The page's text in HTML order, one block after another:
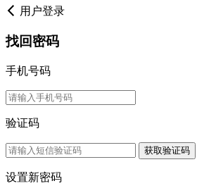
用户登录
找回密码
手机号码
验证码
获取验证码
设置新密码